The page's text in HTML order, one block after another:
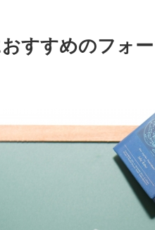
すすめのフォ